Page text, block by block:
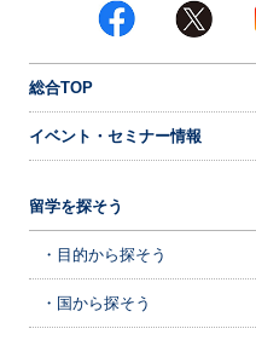
総合TOP
イベント・セミナー情報
留学を探そう
・目的から探そう
・国から探そう